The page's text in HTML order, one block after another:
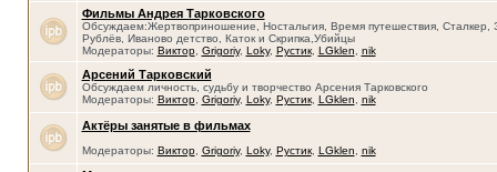
Фильмы Андрея Тарковского
Обсуждаем:Жертвоприношение, Ностальгия, Время путешествия, Сталкер,
Рублёв, Иваново детство, Каток и Скрипка,Убийцы
Модераторы: Виктор, Grigoriy, Loky, Рустик, LGklen nik
Арсений Тарковский
Обсуждаем личность, судьбу и творчество Арсения Тарковского
Модераторы: Виктор, Grigoriy, Loky, Рустик, LGklen nik
Актёры занятые в фильмах
Модераторы: Виктор, Grigoriy, Loky, Рустик, LGklen nik